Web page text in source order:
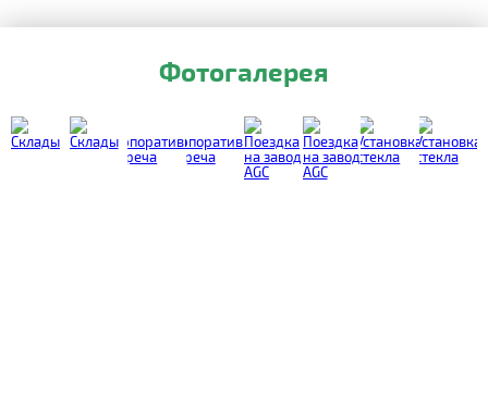
Фотогалерея